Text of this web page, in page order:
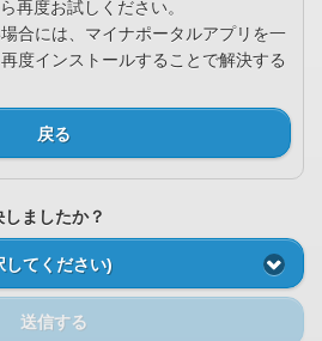
再度お試しください。
合には、マイナポータルアプリを一
度インストールすることで解決する
戻る
ましたか？
してください)
送信する